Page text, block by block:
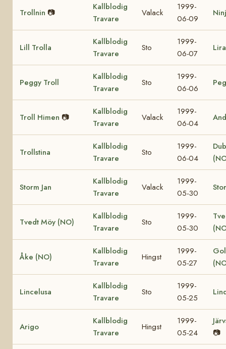
Trollnin 📷
Kallblodig
Travare
Valack
1999-
06-09
Lill Trolla
Kallblodig
Travare
Sto
1999-
06-07
Peggy Troll
Kallblodig
Travare
Sto
1999-
06-06
Troll Himen 📷
Kallblodig
Travare
Valack
1999-
06-04
Trollstina
Kallblodig
Travare
Sto
1999-
06-04
Storm Jan
Kallblodig
Travare
Valack
1999-
05-30
Tvedt Möy (NO)
Kallblodig
Travare
Sto
1999-
05-30
Åke (NO)
Kallblodig
Travare
Hingst
1999-
05-27
Lincelusa
Kallblodig
Travare
Sto
1999-
05-25
Arigo
Kallblodig
Travare
Hingst
1999-
05-24
📷